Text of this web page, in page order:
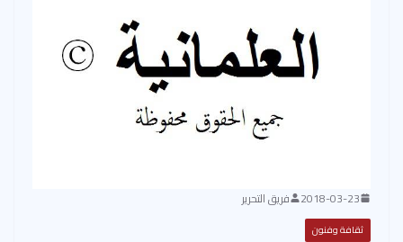
2018-03-23 فريق التحرير
ثقافة وفنون